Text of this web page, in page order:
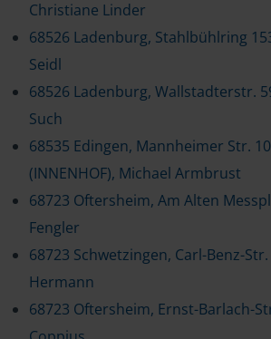
Christiane Linder
68526 Ladenburg, Stahlbühlring
Seidl
68526 Ladenburg, Wallstadterstr.
Such
68535 Edingen, Mannheimer Str.
(INNENHOF), Michael Armbrust
68723 Oftersheim, Am Alten
Fengler
68723 Schwetzingen, Carl-Benz-
Hermann
68723 Oftersheim, Ernst-Barlach-